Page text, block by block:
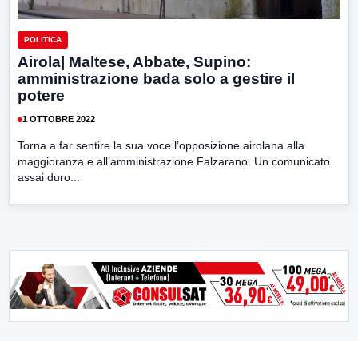
POLITICA
Airola| Maltese, Abbate, Supino:
amministrazione bada solo a gestire il
potere
1 OTTOBRE 2022
Torna a far sentire la sua voce l’opposizione airolana alla
maggioranza e all’amministrazione Falzarano. Un comunicato
assai duro...